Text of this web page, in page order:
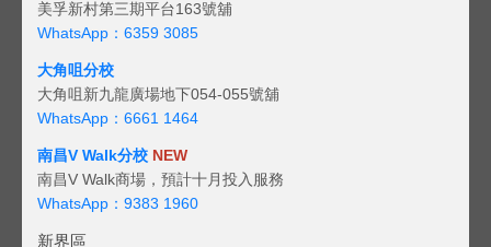
美孚新村第三期平台163號舖
WhatsApp：6359 3085
大角咀分校
大角咀新九龍廣場地下054-055號舖
WhatsApp：6661 1464
南昌V Walk分校 NEW
南昌V Walk商場，預計十月投入服務
WhatsApp：9383 1960
新界區